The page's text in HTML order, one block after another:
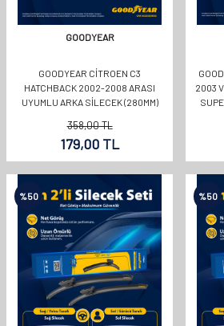
GOODYEAR
GOODYEAR CITROEN C3
HATCHBACK 2002-2008 ARASI
UYUMLU ARKA SILECEK (280MM)
358,00TL
179,00 TL
2003
%50 %50